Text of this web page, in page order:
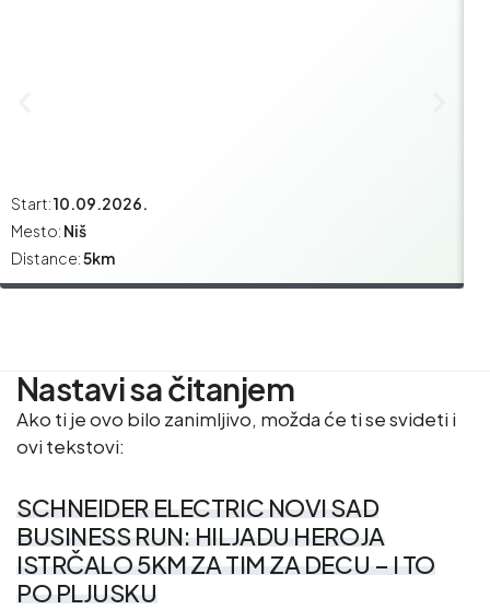
Start:10.09.2026.
Mesto: Niš
Distance:5km
Nastavi sa čitanjem
Ako ti je ovo bilo zanimljivo, možda će ti se svideti i
ovi tekstovi:
SCHNEIDER ELECTRIC NOVI SAD
BUSINESS RUN: HILJADU HEROJA
ISTRČALO 5KM ZA TIM ZA DECU – I TO
PO PLJUSKU